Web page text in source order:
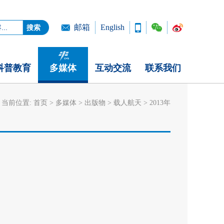
邮箱 English
普教育 多媒体 互动交流 联系我们
当前位置: 首页 > 多媒体 > 出版物 > 载人航天 > 2013年